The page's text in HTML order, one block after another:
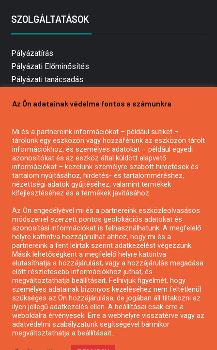
SZOLGÁLTATÁSOK
Pályázatírás
Pályázati Előminősítés
Pályázati tanácsadás
Mezőgazdasági pályázatírás
Pályázatírás civil szervezeteknek
Pályázatírás önkormányzatoknak
Pályázatfigyelés
Specifikus pályázatfigyelés vagy hírlevél
Pályázatok magánszemélyeknek
Pályázatok civil szervezeteknek
Pályázatok vállalkozásoknak
Önkormányzati pályázatok
Mezőgazdasági pályázatok
Falusi turizmus pályázatok
Napelem pályázatok
GINOP pályázatok
Az Ön adatainak védelme fontos a számunkra
Mi és a partnereink információkat – például sütiket –
tárolunk egy eszközön vagy hozzáférünk az eszközön tárolt
információkhoz, és személyes adatokat – például egyedi
azonosítókat és az eszköz által küldött alapvető
információkat – kezelünk személyre szabott hirdetések és
tartalom nyújtásához, hirdetés- és tartalomméréshez,
nézettségi adatok gyűjtéséhez, valamint termékek
kifejlesztéséhez és a termékek javításához.
Az Ön engedélyével mi és a partnereink eszközleolvasásos
módszerrel szerzett pontos geolokációs adatokat és
azonosítási információkat is felhasználhatunk. A megfelelő
helyre kattintva hozzájárulhat ahhoz, hogy mi és a
partnereink a fent leírtak szerint adatkezelést végezzünk.
Másik lehetőségként a megfelelő helyre kattintva
elutasíthatja a hozzájárulást, vagy a hozzájárulás megadása
előtt részletesebb információkhoz juthat, és
megváltoztathatja beállításait. Felhívjuk figyelmét, hogy
személyes adatainak bizonyos kezeléséhez nem feltétlenül
szükséges az Ön hozzájárulása, de jogában áll tiltakozni az
ilyen jellegű adatkezelés ellen. A beállításai csak erre a
weboldalra érvényesek. Erre a webhelyre visszatérve vagy az
adatvédelmi szabályzatunk segítségével bármikor
megváltoztathatja a beállításait..